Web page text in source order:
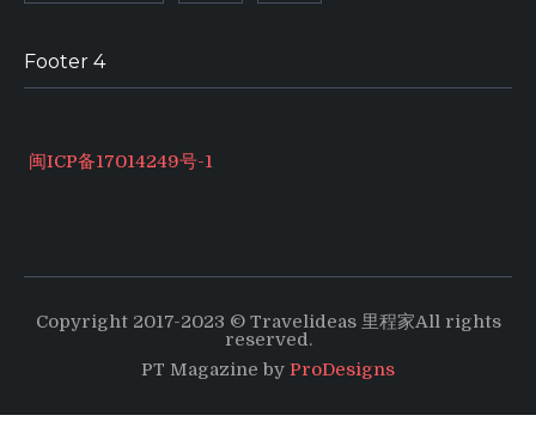
Footer 4
闽ICP备17014249号-1
Copyright 2017-2023 © Travelideas 里程家All rights
reserved.
PT Magazine by ProDesigns